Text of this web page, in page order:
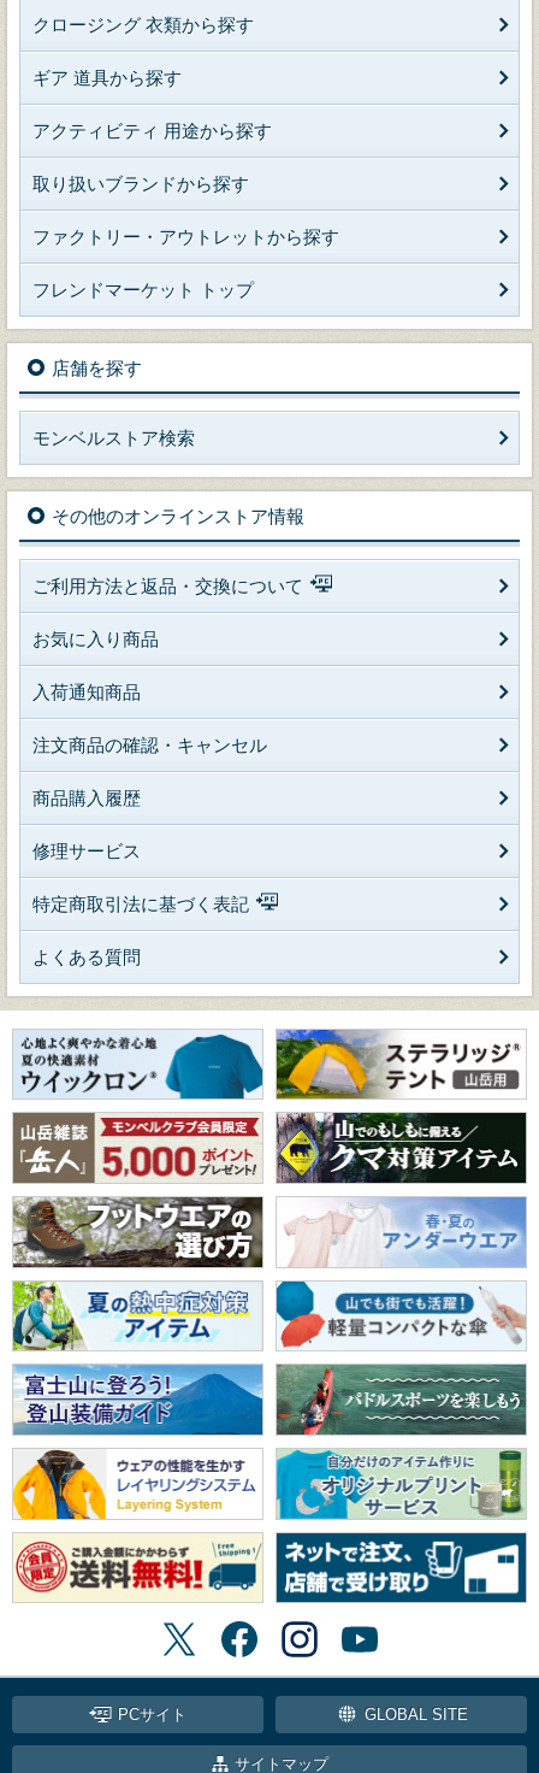
クロージング 衣類から探す
ギア 道具から探す
アクティビティ 用途から探す
取り扱いブランドから探す
ファクトリー・アウトレットから探す
フレンドマーケット トップ
店舗を探す
モンベルストア検索
その他のオンラインストア情報
ご利用方法と返品・交換について
お気に入り商品
入荷通知商品
注文商品の確認・キャンセル
商品購入履歴
修理サービス
特定商取引法に基づく表記
よくある質問
PCサイト GLOBAL SITE
サイトマップ